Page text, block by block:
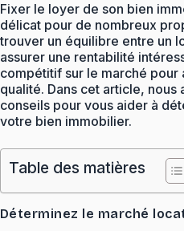
Fixer le loyer de son bien
délicat pour de nombreux
trouver un équilibre entre un
assurer une rentabilité
compétitif sur le marché
qualité. Dans cet article,
conseils pour vous aider à
votre bien immobilier.
Table des matières
Déterminez le marché